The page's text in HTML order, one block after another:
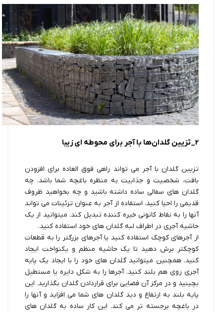
2_تزیین گلدان‌ها با آجر برای محوطه ای زیبا
تزیین گلدان با آجر می تواند راهی فوق العاده برای افزودن
بافت، شخصیت و جذابیت به منظره باغچه شما باشد. چه
گلدان های سفالی ساده داشته باشید و چه بخواهید ظروف
قدیمی را احیا کنید، استفاده از آجر به عنوان تزئینات می تواند
آنها را به نقاط کانونی خیره کننده تبدیل کند. میتوانید از یک
حاشیه آجری در اطراف لبه گلدان های خود استفاده کنید.
از آجرهای کوچک استفاده کنید یا آجرهای بزرگتر را به قطعات
کوچکتر برش دهید تا یک حاشیه منظم و یکنواخت ایجاد
کنید. همچنین میتوانید گلدان های خود را با ایجاد یک پایه
آجری روی هم بلند کنید. آجرها را به شکل دایره یا مستطیل
بچینید و در مرکز آن فضایی برای قراردادن گلدان بگذارید. این
پایه بلند به ارتفاع و دید گلدان های شما می افزاید و آنها را
در باغچه برجسته تر می کند. این کار ساده به گلدان های